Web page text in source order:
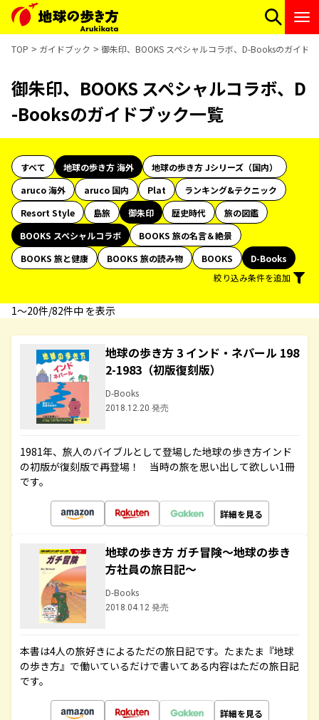
TOP ガイドブック 御朱印、BOOKS スペシャルコラボ、D-Booksのガイド
御朱印、BOOKS スペシャルコラボ、D
-Booksのガイドブック一覧
すべて 地球の歩き方 海外
地球の歩き方 Jシリーズ（国内）
aruco 海外
aruco 国内 Plat
ランキング&テクニック
Resort Style
島旅 御朱印 歴史時代
旅の図鑑
BOOKS スペシャルコラボ
BOOKS 旅の名言＆絶景
BOOKS 旅と健康
BOOKS 旅の読み物 BOOKS
D-Books
絞り込み条件を追加
1〜20件/82件中 を表示
地球の歩き方 3 インド・ネパール 198
2-1983（初版復刻版）
D-Books
2018.12.20 発売
1981年、旅人のバイブルとして登場した地球の歩き方インド
の初版が復刻版で再登場！ 当時の旅を思い出して欲しい1冊
です。
詳細を見る
地球の歩き方 ガチ冒険～地球の歩き
方社員の旅日記～
D-Books
2018.04.12 発売
本書は4人の旅好きによるただの旅日記です。たまたま『地球
の歩き方』で働いているだけで書いてある内容はただの旅日記
です。
詳細を見る